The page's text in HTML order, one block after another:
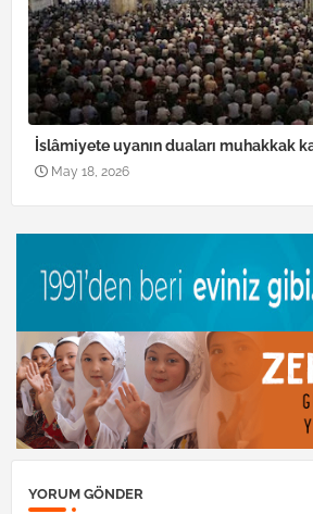
İslâmiyete uyanın duaları muhakkak
May 18, 2026
YORUM GÖNDER